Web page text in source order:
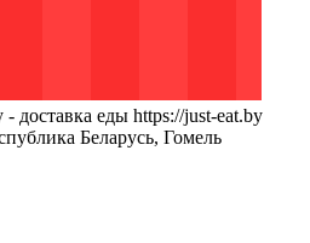
- доставка еды https://just-eat.by
Беларусь, Гомель